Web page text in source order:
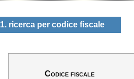
1. ricerca per codice fiscale
Codice fiscale